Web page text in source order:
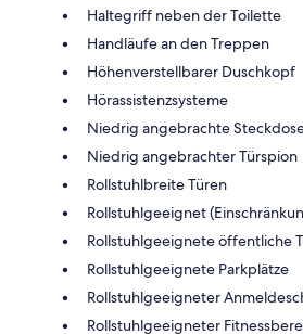
Haltegriff neben der Toilette
Handläufe an den Treppen
Höhenverstellbarer Duschkopf
Hörassistenzsysteme
Niedrig angebrachte
Niedrig angebrachter Türspion
Rollstuhlbreite Türen
Rollstuhlgeeignet
Rollstuhlgeeignete öffentliche
Rollstuhlgeeignete Parkplätze
Rollstuhlgeeigneter
Rollstuhlgeeigneter